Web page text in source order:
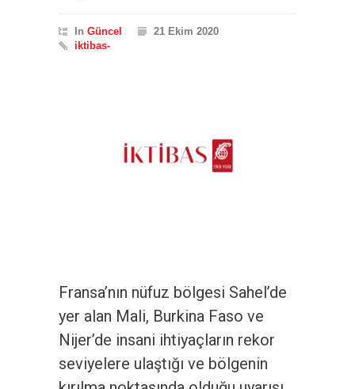
In Güncel
21 Ekim 2020
iktibas-
Fransa’nın nüfuz bölgesi Sahel’de
yer alan Mali, Burkina Faso ve
Nijer’de insani ihtiyaçların rekor
seviyelere ulaştığı ve bölgenin